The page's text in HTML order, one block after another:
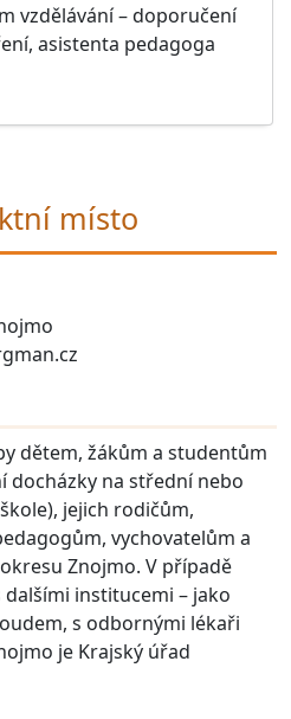
vzdělávání – doporučení
asistenta pedagoga
místo
dětem, žákům a studentům
docházky na střední nebo
jejich rodičům,
vychovatelům a
Znojmo. V případě
institucemi – jako
s odbornými lékaři
je Krajský úřad